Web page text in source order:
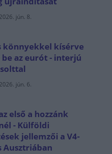
2026. jún. 8.
könnyekkel kísérve
az eurót - interjú
2026. jún. 6.
első a hozzánk
- Külföldi
jellemzői a V4-
Ausztriában